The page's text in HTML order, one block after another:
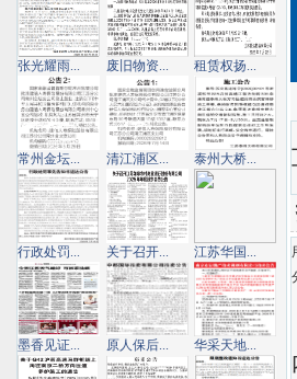
张光耀雨... 废旧物资... 租赁权扬...
常州金坛... 清江浦区... 泰州大桥...
行政处罚... 关于召开... 江苏华国...
墨香见证... 原人保后... 华采天地...